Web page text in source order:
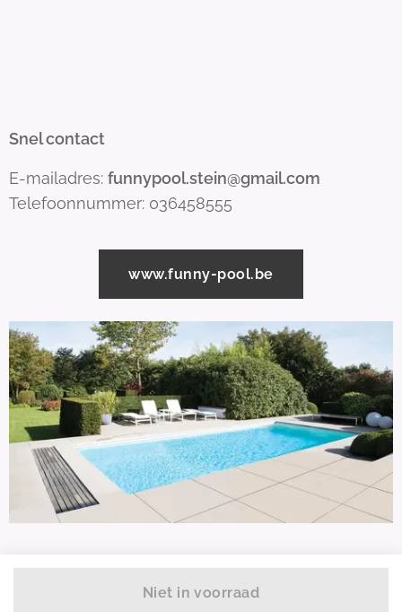
Niet in voorraad
Snel contact
E-mailadres: funnypool.stein@gmail.com
Telefoonnummer: 036458555
www.funny-pool.be